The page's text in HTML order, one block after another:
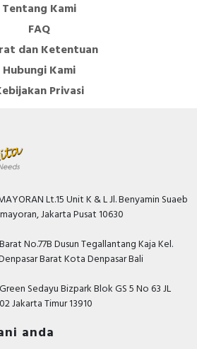
tuas dengan belenggu
dapat didaur ulang,
bebas dari bahan berbahaya
(ROHS)
Tentang Kami
FAQ
dan Ketentuan
Hubungi Kami
Privasi
Lt.15 Unit K & L Jl. Benyamin Suaeb
Jakarta Pusat 10630
No.77B Dusun Tegallantang Kaja Kel.
Barat Kota Denpasar Bali
Sedayu Bizpark Blok GS 5 No 63 JL
Jakarta Timur 13910
anda